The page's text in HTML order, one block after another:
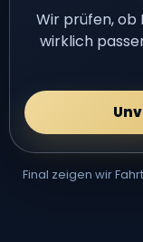
Wir prüfen, ob
wirklich
Final zeigen wir